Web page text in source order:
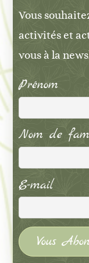
Vous
activités et
vous à la
Prénom
Nom de
E-mail